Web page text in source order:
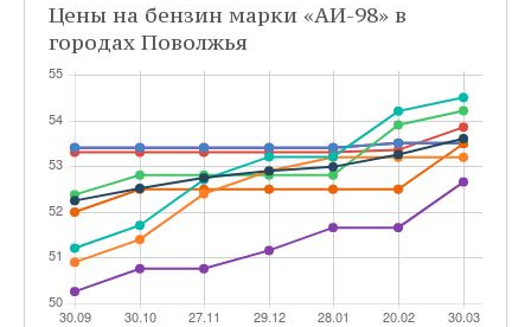
Цены на бензин марки «АИ-98» в
городах Поволжья